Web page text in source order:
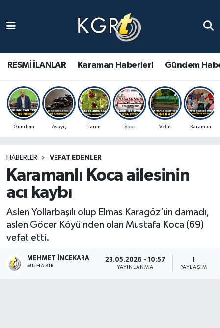
RESMİ İLANLAR Karaman Haberleri Gündem
Gündem Asayiş Tarım Spor Vefat Karaman
HABERLER VEFAT EDENLER
Karamanlı Koca ailesinin
acı kaybı
Aslen Yollarbaşılı olup Elmas Karagöz’ün damadı,
aslen Göcer Köyü’nden olan Mustafa Koca (69)
vefat etti.
MEHMET İNCEKARA
MUHABIR
23.05.2026 - 10:57
YAYINLANMA
1
PAYLAŞIM
Gündem Haberleri
Güncel Haberler
Spor Haberleri
Ulusal Haberler
Vefat Edenler